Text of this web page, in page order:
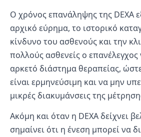
Ο χρόνος επανάληψης της DEXA
αρχικό εύρημα, το ιστορικό
κίνδυνο του ασθενούς και την
πολλούς ασθενείς ο επανέλεγχος
αρκετό διάστημα θεραπείας,
είναι ερμηνεύσιμη και να μην
μικρές διακυμάνσεις της
Ακόμη και όταν η DEXA δείχνει
σημαίνει ότι η ένεση μπορεί να